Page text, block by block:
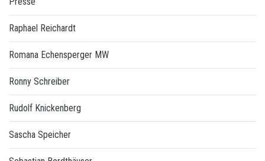
Raphael Reichardt
Romana Echensperger MW
Ronny Schreiber
Rudolf Knickenberg
Sascha Speicher